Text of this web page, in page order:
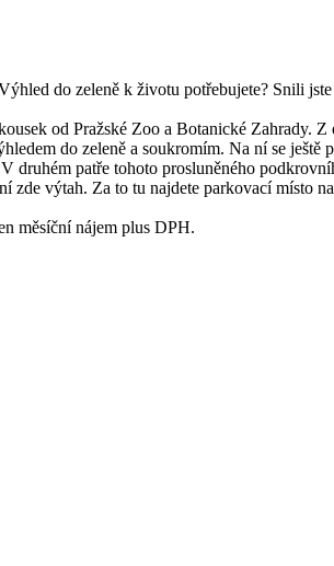
do zeleně k životu potřebujete? Snili
od Pražské Zoo a Botanické Zahrady.
do zeleně a soukromím. Na ní se
druhém patře tohoto prosluněného
výtah. Za to tu najdete parkovací místo
měsíční nájem plus DPH.